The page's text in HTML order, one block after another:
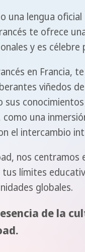
una lengua
te ofrece
y es
en Francia,
viñedos
sus
como una
el intercambio
nos
límites
globales.
de la